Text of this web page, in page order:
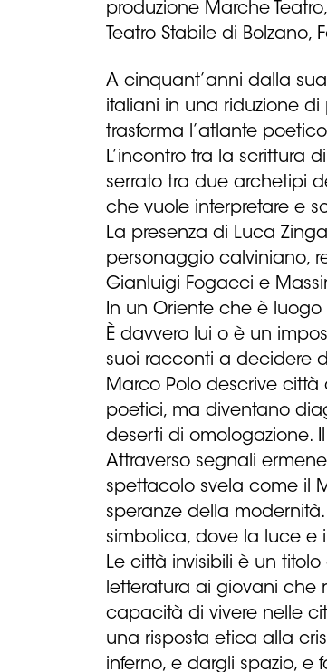
produzione Marche
Teatro Stabile di Bolzano,
A cinquant’anni dalla
italiani in una riduzione
trasforma l’atlante
L’incontro tra la scrittura
serrato tra due archetipi
che vuole interpretare e
La presenza di Luca
personaggio calviniano,
Gianluigi Fogacci e
In un Oriente che è
È davvero lui o è un
suoi racconti a decidere
Marco Polo descrive
poetici, ma diventano
deserti di omologazione.
Attraverso segnali
spettacolo svela come il
speranze della
simbolica, dove la luce e
Le città invisibili è un
letteratura ai giovani che
capacità di vivere nelle
una risposta etica alla
inferno, e dargli spazio, e